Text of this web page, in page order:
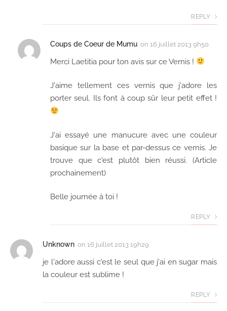
REPLY
Coups de Coeur de Mumu on 16 juillet 2013 9h50
Merci Laetitia pour ton avis sur ce Vernis !
J'aime tellement ces vernis que j'adore les
porter seul. Ils font à coup sûr leur petit effet !
J'ai essayé une manucure avec une couleur
basique sur la base et par-dessus ce vernis. Je
trouve que c'est plutôt bien réussi. (Article
prochainement)
Belle journée à toi !
REPLY
Unknown on 16 juillet 2013 19h29
je l'adore aussi c'est le seul que j'ai en sugar mais
la couleur est sublime !
REPLY